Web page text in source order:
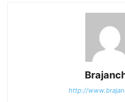
http://